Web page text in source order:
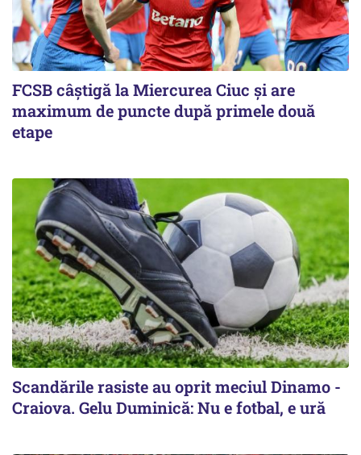
FCSB câştigă la Miercurea Ciuc şi are
maximum de puncte după primele două
etape
Scandările rasiste au oprit meciul Dinamo -
Craiova. Gelu Duminică: Nu e fotbal, e ură